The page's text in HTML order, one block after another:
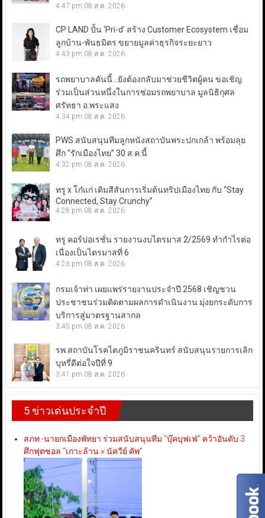
4:47 pm 08 ส.ค. 2026
CP LAND ปั้น ‘Pri-d’ สร้าง Customer Ecosystem เชื่อม
ลูกบ้าน-พันธมิตร ขยายมูลค่าธุรกิจระยะยาว
4:43 pm 08 ส.ค. 2026
รถพยาบาลคันนี้…ยังต้องกลับมาช่วยชีวิตผู้คน ขอเชิญ
ร่วมเป็นส่วนหนึ่งในการซ่อมรถพยาบาล มูลนิธิกุศล
ศรัทธา อ.พระแสง
4:34 pm 08 ส.ค. 2026
PWS สนับสนุนทีมลูกหนังสถาบันพระปกเกล้า พร้อมลุย
ศึก “รักเมืองไทย” 30 ส.ค.นี้
4:32 pm 08 ส.ค. 2026
ทรู x โก๋แก่ เติมสีสันการเริ่มต้นทริปเมืองไทย กับ “Stay
Connected, Stay Crunchy”
4:28 pm 08 ส.ค. 2026
ทรู คอร์ปอเรชั่น รายงานงบไตรมาส 2/2569 ทำกำไรต่อ
เนื่องเป็นไตรมาสที่ 6
4:26 pm 08 ส.ค. 2026
กรมเจ้าท่า เผยแพร่รายงานประจำปี 2568 เชิญชวน
ประชาชนร่วมติดตามผลการดำเนินงาน มุ่งยกระดับการ
บริการสู่มาตรฐานสากล
3:45 pm 08 ส.ค. 2026
รพ.สถาบันโรคไตภูมิราชนครินทร์ สนับสนุนรายการเลิก
บุหรี่ดีต่อใจปีที่ 9
3:41 pm 08 ส.ค. 2026
5 ข่าวเด่นประจำปี
สภท.-นายกเมืองพัทยา ร่วมสนับสนุนทีม “บุ๊คบุฟเฟ่” คว้าอันดับ 3
ศึกฟุตซอล “เกาะล้าน × นัควีย์ คัพ”